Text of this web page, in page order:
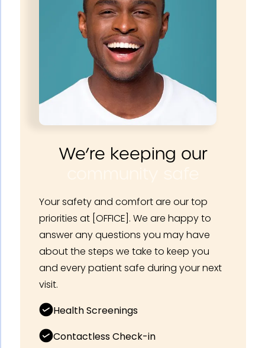
We’re keeping our
Your safety and comfort are our top
priorities at [OFFICE]. We are happy to
answer any questions you may have
about the steps we take to keep you
and every patient safe during your next
visit.
Health Screenings
Contactless Check-in